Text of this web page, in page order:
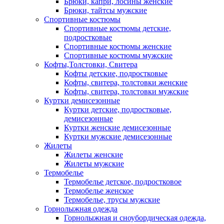
Брюки, тайтсы мужские
Спортивные костюмы
Спортивные костюмы детские,
подростковые
Спортивные костюмы женские
Спортивные костюмы мужские
Кофты,Толстовки, Свитера
Кофты детские, подростковые
Кофты, свитера, толстовки женские
Кофты, свитера, толстовки мужские
Куртки демисезонные
Куртки детские, подростковые,
демисезонные
Куртки женские демисезонные
Куртки мужские демисезонные
Жилеты
Жилеты женские
Жилеты мужские
Термобелье
Термобелье детское, подростковое
Термобелье женское
Термобелье, трусы мужские
Горнолыжная одежда
Горнолыжная и сноубордическая одежда,